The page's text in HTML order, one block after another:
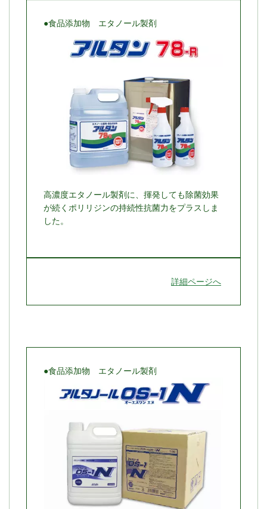
●食品添加物 エタノール製剤
高濃度エタノール製剤に、揮発しても除菌効果
が続くポリリジンの持続性抗菌力をプラスしま
した。
詳細ページへ
●食品添加物 エタノール製剤